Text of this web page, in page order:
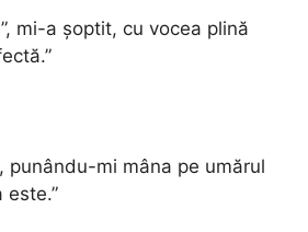
mi-a șoptit, cu vocea plină
punându-mi mâna pe umărul
este.”